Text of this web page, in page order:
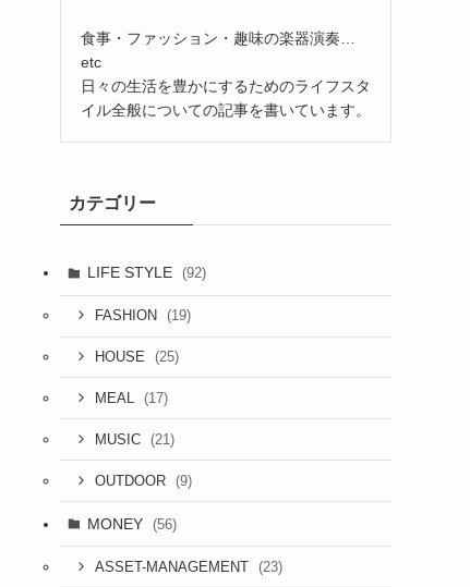
食事・ファッション・趣味の楽器演奏…
etc
日々の生活を豊かにするためのライフスタ
イル全般についての記事を書いています。
カテゴリー
LIFE STYLE (92)
FASHION (19)
HOUSE (25)
MEAL (17)
MUSIC (21)
OUTDOOR (9)
MONEY (56)
ASSET-MANAGEMENT (23)